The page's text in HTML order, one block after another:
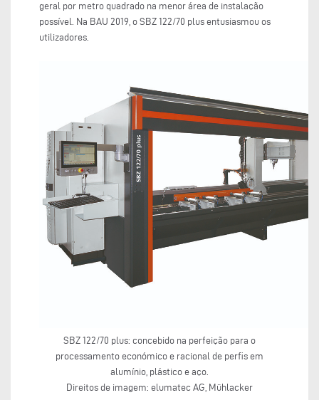
geral por metro quadrado na menor área de instalação
possível. Na BAU 2019, o SBZ 122/70 plus entusiasmou os
utilizadores.
SBZ 122/70 plus: concebido na perfeição para o
processamento económico e racional de perfis em
alumínio, plástico e aço.
Direitos de imagem: elumatec AG, Mühlacker